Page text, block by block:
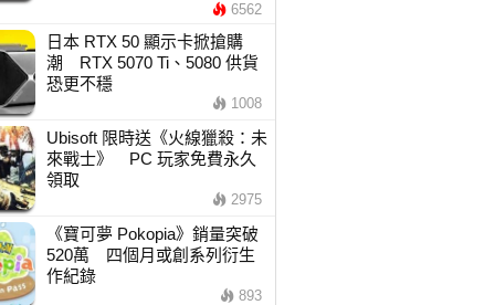
6562
日本 RTX 50 顯示卡掀搶購
潮 RTX 5070 Ti、5080 供貨
恐更不穩
1008
Ubisoft 限時送《火線獵殺：未
來戰士》 PC 玩家免費永久
領取
2975
《寶可夢 Pokopia》銷量突破
520萬 四個月或創系列衍生
作紀錄
893